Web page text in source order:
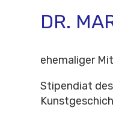
DR.
ehemaliger
Stipendiat